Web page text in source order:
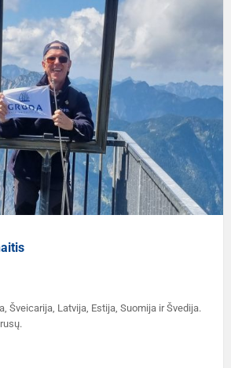
Šveicarija, Latvija, Estija, Suomija ir Švedija.